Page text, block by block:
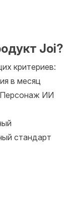
Joi?
критериев:
в месяц
Персонаж ИИ
стандарт